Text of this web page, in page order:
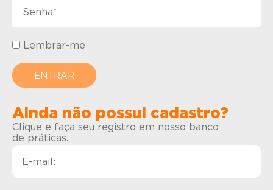
Lembrar-me
Ainda não possui cadastro?
Clique e faça seu registro em nosso banco
de práticas.